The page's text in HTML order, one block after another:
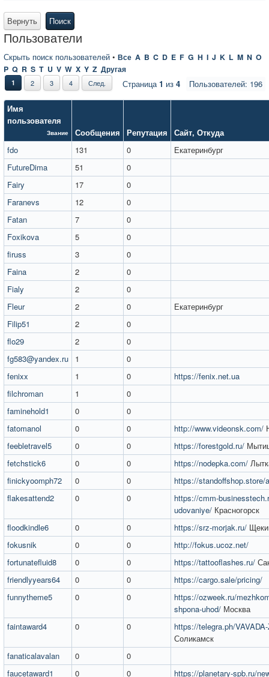
Вернуть Поиск
Пользователи
Скрыть поиск пользователей • Все A B C D E F G H I J K L M N O
P Q R S T U V W X Y Z Другая
Пользователей: 196
1 2 3 4 След. Страница1 из 4
Имя
пользователя
Звание Сообщения Репутация Сайт, Откуда
fdo
131 0
Екатеринбург
FutureDima
51
0
Fairy
17
0
Faranevs
12
0
Fatan
7
0
Foxikova
5
0
firuss
3
0
Faina
2
0
Fialy
2
0
Fleur
2 0
Екатеринбург
Filip51
2
0
flo29
2
0
fg583@yandex.ru
1
0
fenixx
1 0
https://fenix.net.ua
filchroman
1
0
faminehold1
0
0
fatomanol
0 0 http://www.videonsk.com/
feebletravel5
0 0 https://forestgold.ru/
fetchstick6
0 0 https://nodepka.com/
finickyoomph72
0 0
https://
flakesattend2
0 0
https://cmm-
udovaniye/ Красногорск
floodkindle6
0 0 https://srz-morjak.ru/
fokusnik
0 0
http://fokus.ucoz.net/
fortunatefluid8
0 0 https://tattooflashes.ru/
friendlyyears64
0 0
https://cargo.sale/pricing/
funnytheme5
0 0
https://ozweek.ru/
shpona-uhod/ Москва
faintaward4
0 0
https://telegra.ph/
Соликамск
fanaticalavalan
0
0
faucetaward1
0 0 https://planetary-spb.ru/